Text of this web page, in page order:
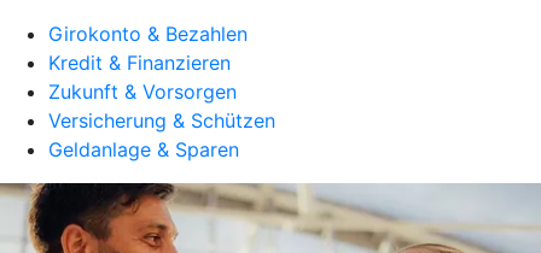
Girokonto & Bezahlen
Kredit & Finanzieren
Zukunft & Vorsorgen
Versicherung & Schützen
Geldanlage & Sparen